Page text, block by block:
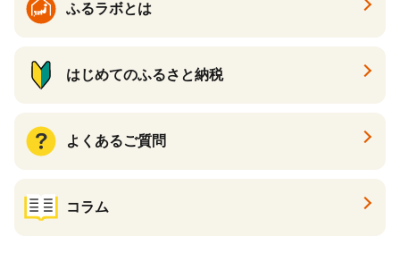
ふるラボとは
はじめてのふるさと納税
よくあるご質問
コラム